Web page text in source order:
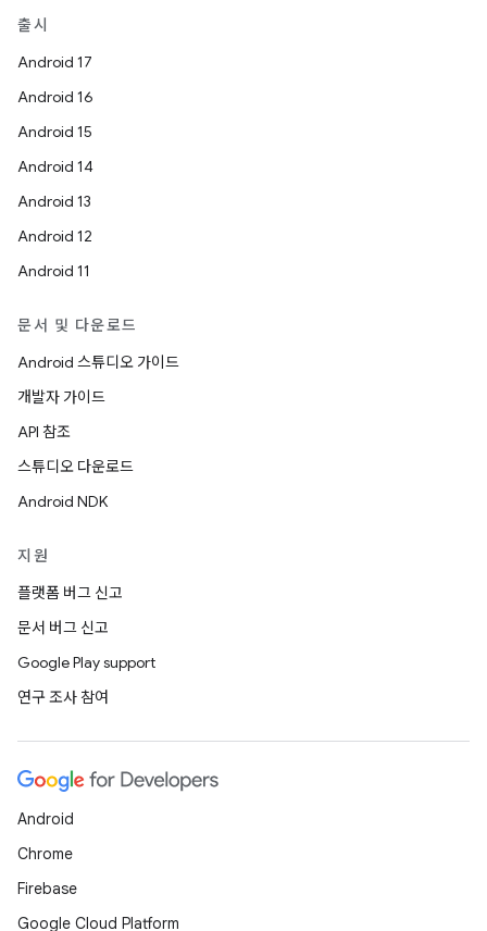
출시
Android 17
Android 16
Android 15
Android 14
Android 13
Android 12
Android 11
문서 및 다운로드
Android 스튜디오 가이드
개발자 가이드
API 참조
스튜디오 다운로드
Android NDK
지원
플랫폼 버그 신고
문서 버그 신고
Google Play support
연구 조사 참여
Android
Chrome
Firebase
Google Cloud Platform